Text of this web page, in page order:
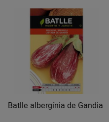
Batlle albergínia de Gandia